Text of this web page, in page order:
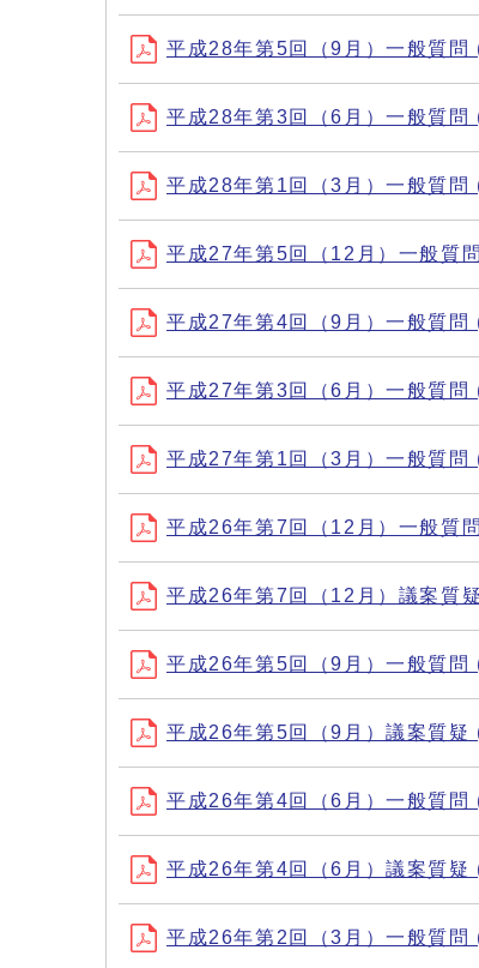
平成28年第5回（9月）一般質
平成28年第3回（6月）一般質
平成28年第1回（3月）一般質
平成27年第5回（12月）一般
平成27年第4回（9月）一般質
平成27年第3回（6月）一般質
平成27年第1回（3月）一般質
平成26年第7回（12月）一般
平成26年第7回（12月）議案
平成26年第5回（9月）一般質
平成26年第5回（9月）議案質
平成26年第4回（6月）一般質
平成26年第4回（6月）議案質
平成26年第2回（3月）一般質